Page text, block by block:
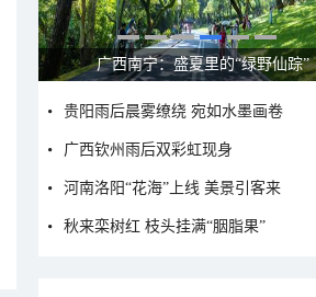
呼伦贝尔草原 藏着最治愈的蓝天白
贵阳雨后晨雾缭绕 宛如水墨画卷
广西钦州雨后双彩虹现身
河南洛阳“花海”上线 美景引客来
秋来栾树红 枝头挂满“胭脂果”